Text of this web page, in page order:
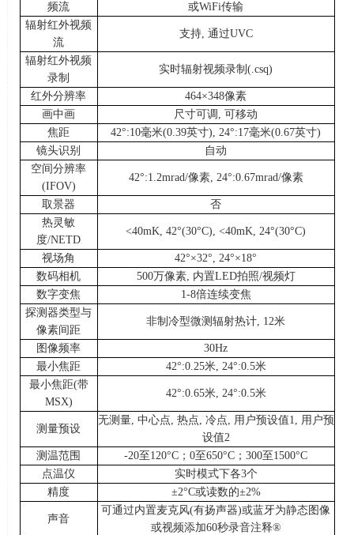
频流
或WiFi传输
辐射红外视频
流
支持, 通过UVC
辐射红外视频
录制
实时辐射视频录制(.csq)
红外分辨率 464×348像素
画中画
尺寸可调 ,可移动
焦距
42°:10毫米(0.39英寸), 24°:17毫米(0.67英寸)
镜头识别
自动
空间分辨率
(IFOV)
42°:1.2mrad/像素, 24°:0.67mrad/像素
取景器
否
热灵敏
度/NETD
<40mK, 42°(30°C), <40mK, 24°(30°C)
视场角
42°×32°, 24°×18°
数码相机
500万像素, 内置LED拍照/视频灯
数字变焦
1-8倍连续变焦
探测器类型与
像素间距
非制冷型微测辐射热计, 12米
图像频率
30Hz
最小焦距
42°:0.25米, 24°:0.5米
最小焦距(带
MSX)
42°:0.65米, 24°:0.5米
测量预设
无测量, 中心点, 热点, 冷点, 用户预设值1, 用户预
设值2
测温范围
-20至 120°C ；0至650°C ；300至 1500°C
点温仪
实时模式下各3个
精度
±2°C或读数的±2%
声音
可通过内置麦克风(有扬声器)或蓝牙为静态图像
或视频添加60秒录音注释®